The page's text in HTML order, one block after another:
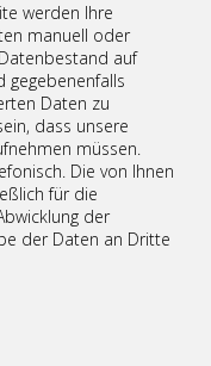
werden Ihre
manuell oder
auf
gegebenenfalls
Daten zu
dass unsere
müssen.
Die von Ihnen
für die
der
der Daten an Dritte